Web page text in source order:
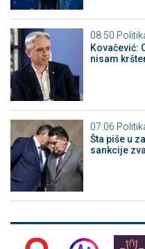
08:50
Kovačević:
nisam
07:06
Šta piše u
sankcije